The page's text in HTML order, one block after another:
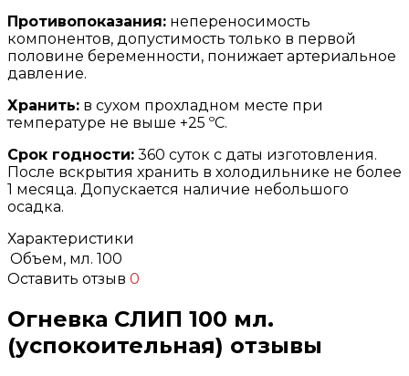
Противопоказания: непереносимость
компонентов, допустимость только в первой
половине беременности, понижает артериальное
давление.
Хранить: в сухом прохладном месте при
температуре не выше +25 ºС.
Срок годности: 360 суток с даты изготовления.
После вскрытия хранить в холодильнике не более
1 месяца. Допускается наличие небольшого
осадка.
Характеристики
Объем, мл. 100
Оставить отзыв 0
Огневка СЛИП 100 мл.
(успокоительная) отзывы